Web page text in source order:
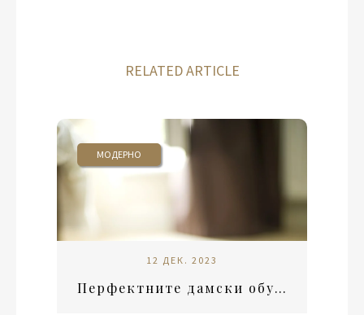
RELATED ARTICLE
МОДЕРНО
12 ДЕК. 2023
Перфектните дамски обувки за всеки повод